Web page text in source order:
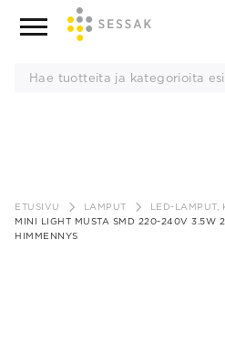
sisältöön
ETUSIVU LAMPUT
LED-LAMPUT,
MINI LIGHT MUSTA SMD 220-240V 3.5W
HIMMENNYS